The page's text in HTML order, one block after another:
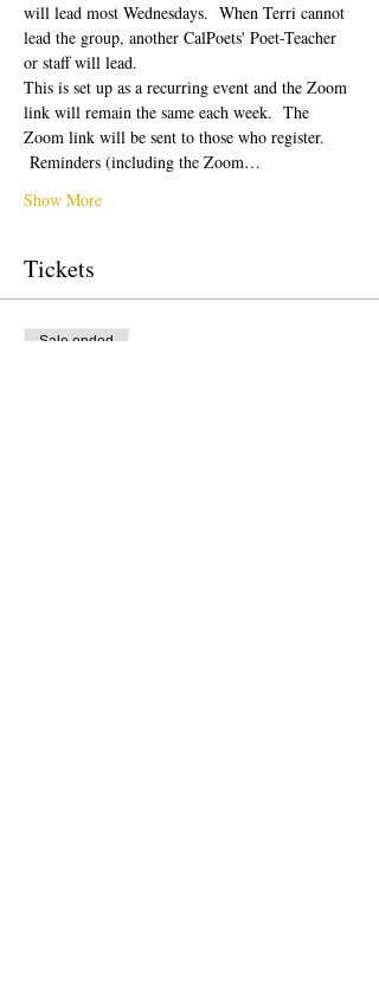
will lead most Wednesdays.  When Terri cannot
lead the group, another CalPoets' Poet-Teacher
or staff will lead.
This is set up as a recurring event and the Zoom
link will remain the same each week.  The
Zoom link will be sent to those who register.
Reminders (including the Zoom…
Show More
Tickets
Sale ended